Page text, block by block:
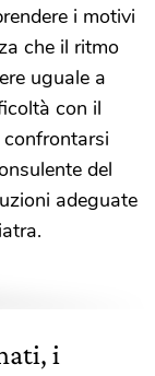
i motivi
che il ritmo
uguale a
con il
del
adeguate
i